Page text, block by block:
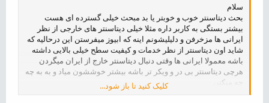
سلام
بحث دیتاسنتر خوب و خوبتر یا بد مبحث خیلی گسترده ای هست
بیشتر بستگی به کاربر داره مثلا خیلی دیتاسنتر های خارجی از نظر
ایرانی ها مزخرفن و دلیلیشونم اینه که ابیوز میفرستن این درحالیه که
شاید اون دیتاسنتر از نظر خدمات و کیفیت سطح خیلی بالایی داشته
باشه معمولا ایرانی ها وقتی دنبال دیتاسنتر خارج از ایران میگردن
هرچی دیتاسنتر بی در و ویکر تر باشه بیشتر خوششون میاد و به به چه
چه میکنن
کلیک کنید تا باز شود...